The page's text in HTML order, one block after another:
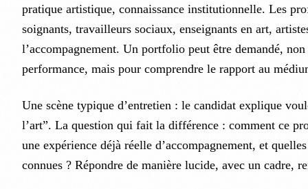
pratique artistique, connaissance institutionnelle. Les
soignants, travailleurs sociaux, enseignants en art,
l’accompagnement. Un portfolio peut être demandé,
performance, mais pour comprendre le rapport au
Une scène typique d’entretien : le candidat explique
l’art”. La question qui fait la différence : comment ce
une expérience déjà réelle d’accompagnement, et
connues ? Répondre de manière lucide, avec un cadre,